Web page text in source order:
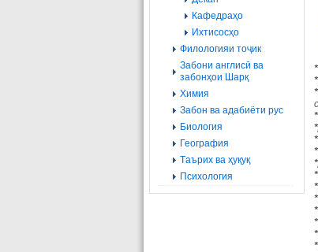
Кафедраҳо
Ихтисосҳо
Филологияи тоҷик
Забони англисӣ ва
забонҳои Шарқ
Химия
Забон ва адабиёти рус
Биология
География
Tаърих ва ҳуқуқ
Психология